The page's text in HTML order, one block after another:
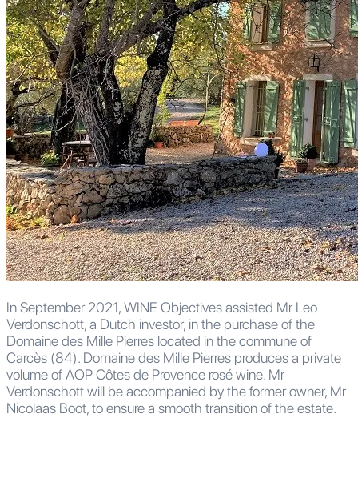
In September 2021, WINE Objectives assisted Mr Leo
Verdonschott, a Dutch investor, in the purchase of the
Domaine des Mille Pierres located in the commune of
Carcès (84). Domaine des Mille Pierres produces a private
volume of AOP Côtes de Provence rosé wine. Mr
Verdonschott will be accompanied by the former owner, Mr
Nicolaas Boot, to ensure a smooth transition of the estate.